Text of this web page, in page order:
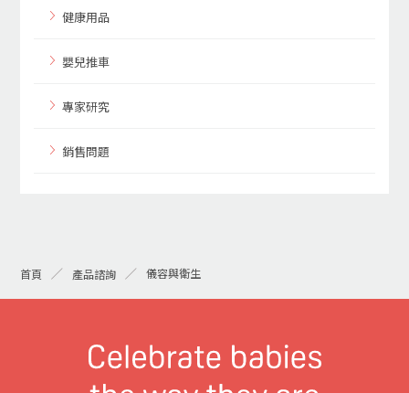
健康用品
嬰兒推車
專家研究
銷售問題
首頁 產品諮詢 儀容與衛生